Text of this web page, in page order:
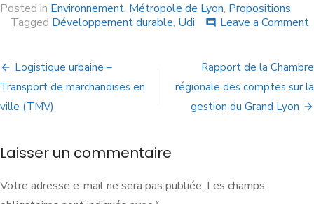
Posted in Environnement, Métropole de Lyon, Propositions
Tagged Développement durable, Udi comment Leave a Comment
Logistique urbaine –
Transport de marchandises en
ville (TMV)
Rapport de la Chambre
régionale des comptes sur la
gestion du Grand Lyon
Laisser un commentaire
Votre adresse e-mail ne sera pas publiée. Les champs